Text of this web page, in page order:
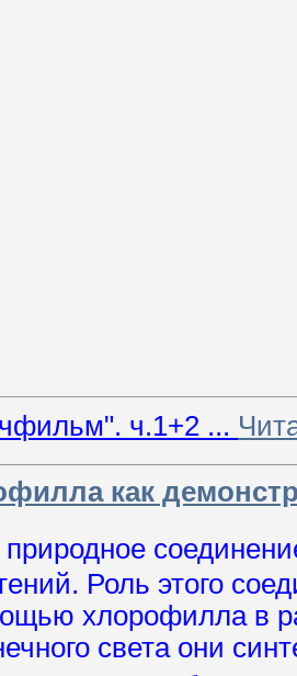
ч.1+2 ...
как
Роль этого
хлорофилла в
света они